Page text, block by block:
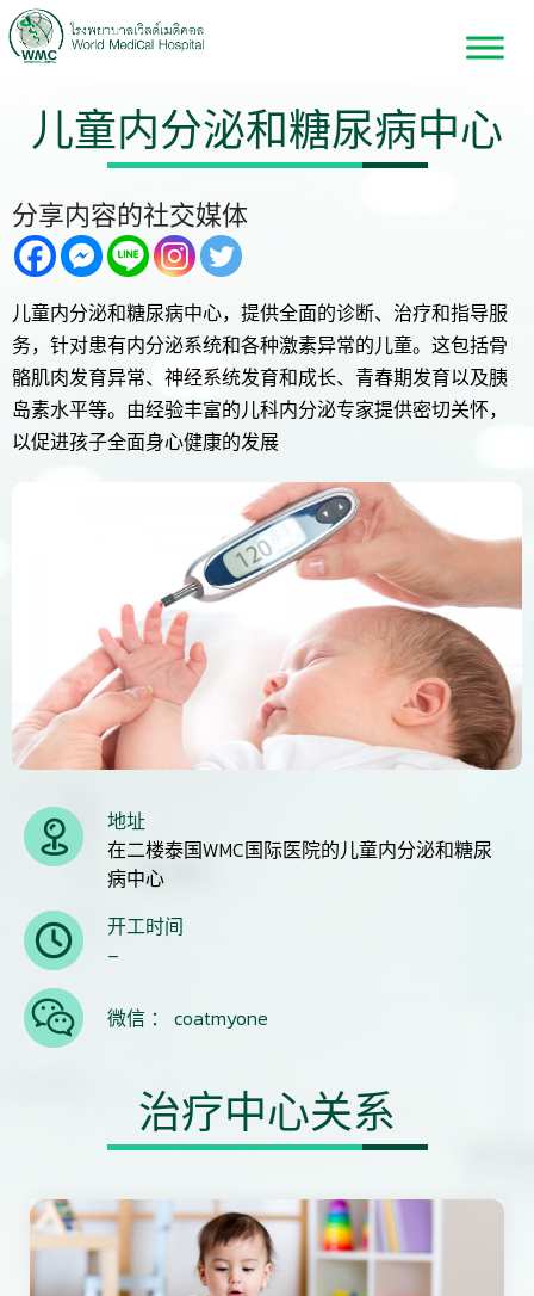
儿童内分泌和糖尿病中心
分享内容的社交媒体
儿童内分泌和糖尿病中心，提供全面的诊断、治疗和指导服
务，针对患有内分泌系统和各种激素异常的儿童。这包括骨
骼肌肉发育异常、神经系统发育和成长、青春期发育以及胰
岛素水平等。由经验丰富的儿科内分泌专家提供密切关怀，
以促进孩子全面身心健康的发展
地址
在二楼泰国WMC国际医院的儿童内分泌和糖尿
病中心
开工时间
–
微信 ： coatmyone
治疗中心关系